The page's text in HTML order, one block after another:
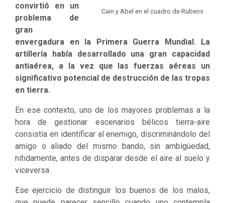
Cain y Abel en el cuadro de Rubens
convirtió en un
problema de
gran
envergadura en la Primera Guerra Mundial. La
artillería había desarrollado una gran capacidad
antiaérea, a la vez que las fuerzas aéreas un
significativo potencial de destrucción de las tropas
en tierra.
En ese contexto, uno de los mayores problemas a la
hora de gestionar escenarios bélicos tierra-aire
consistía en identificar al enemigo, discriminándolo del
amigo o aliado del mismo bando, sin ambigüedad,
nítidamente, antes de disparar desde el aire al suelo y
viceversa.
Ese ejercicio de distinguir los buenos de los malos,